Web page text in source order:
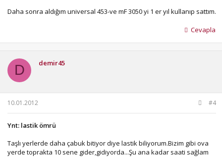
Daha sonra aldığım universal 453-ve mF 3050 yi 1 er yıl kullanıp sattım.
Cevapla
D demir45
10.01.2012 #4
Ynt: lastik ömrü
Taşlı yerlerde daha çabuk bitiyor diye lastik biliyorum.Bizim gibi ova
yerde toprakta 10 sene gider,gidiyorda...Şu ana kadar saati sağlam